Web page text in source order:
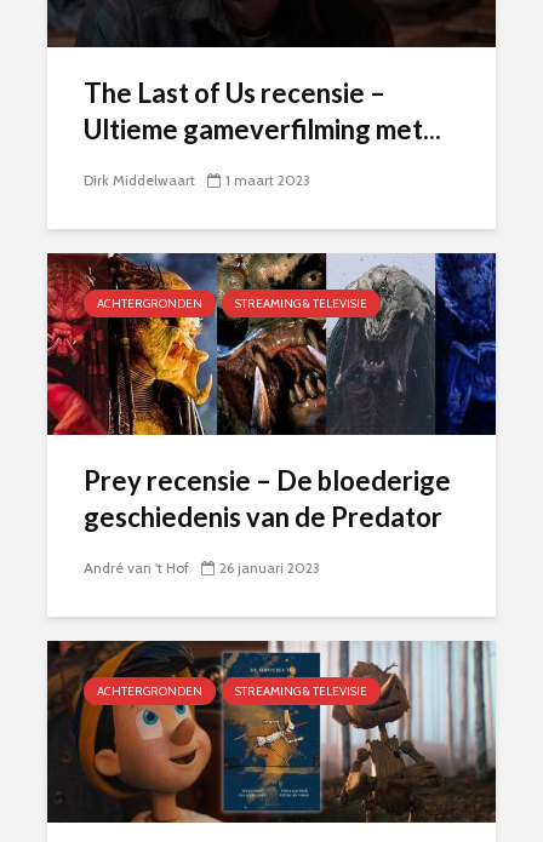
The Last of Us recensie –
Ultieme gameverfilming met...
Dirk Middelwaart 1 maart 2023
ACHTERGRONDEN STREAMING & TELEVISIE
Prey recensie – De bloederige
geschiedenis van de Predator
André van 't Hof 26 januari 2023
ACHTERGRONDEN STREAMING & TELEVISIE